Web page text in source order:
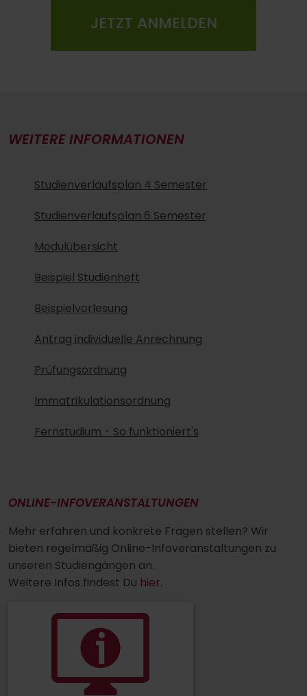
JETZT ANMELDEN
WEITERE INFORMATIONEN
Studienverlaufsplan 4 Semester
Studienverlaufsplan 6 Semester
Modulübersicht
Beispiel Studienheft
Beispielvorlesung
Antrag individuelle Anrechnung
Prüfungsordnung
Immatrikulationsordnung
Fernstudium - So funktioniert's
ONLINE-INFOVERANSTALTUNGEN
Mehr erfahren und konkrete Fragen stellen? Wir
bieten regelmäßig Online-Infoveranstaltungen zu
unseren Studiengängen an.
Weitere Infos findest Du hier.